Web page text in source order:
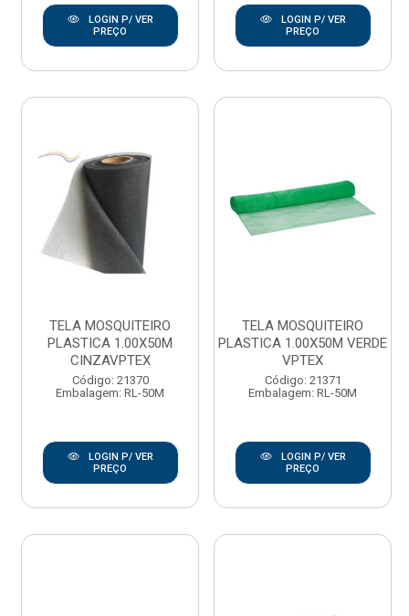
LOGIN P/ VER
PREÇO
LOGIN P/ VER
PREÇO
TELA MOSQUITEIRO
PLASTICA 1.00X50M
CINZAVPTEX
Código: 21370
Embalagem: RL-50M
LOGIN P/ VER
PREÇO
TELA MOSQUITEIRO
PLASTICA 1.00X50M VERDE
VPTEX
Código: 21371
Embalagem: RL-50M
LOGIN P/ VER
PREÇO